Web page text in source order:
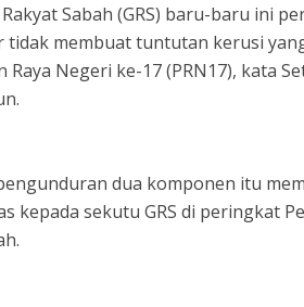
Sabah (GRS) baru-baru ini
tidak membuat tuntutan kerusi
Negeri ke-17 (PRN17), kata
dua komponen itu
kepada sekutu GRS di peringkat